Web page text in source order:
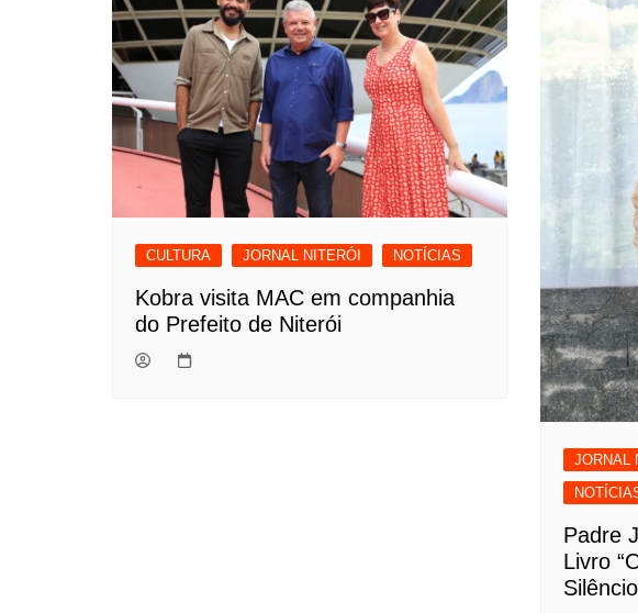
CULTURA JORNAL NITERÓI NOTÍCIAS
Kobra visita MAC em companhia
do Prefeito de Niterói
JORNAL
Padre
Livro